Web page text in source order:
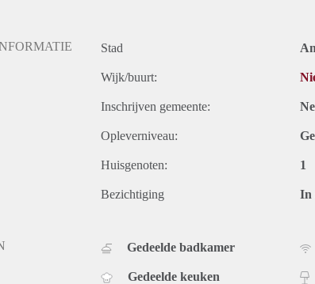
Stad
Wijk/buurt:
Inschrijven gemeente:
Opleverniveau:
Huisgenoten: 1
Bezichtiging In
Gedeelde badkamer
Gedeelde keuken